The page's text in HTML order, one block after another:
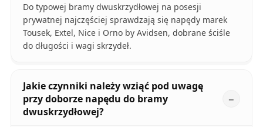
Do typowej bramy dwuskrzydłowej na posesji
prywatnej najczęściej sprawdzają się napędy marek
Tousek, Extel, Nice i Orno by Avidsen, dobrane ściśle
do długości i wagi skrzydeł.
Jakie czynniki należy wziąć pod uwagę
przy doborze napędu do bramy
dwuskrzydłowej?